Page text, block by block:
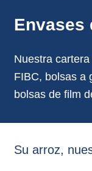
Envases
Nuestra
FIBC, bolsas a
bolsas de film
Su arroz,